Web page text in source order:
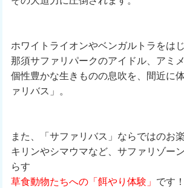
ホワイトライオンやベンガルトラをは
那須サファリパークのアイドル、アミ
個性豊かな生きものの息吹を、間近に
ァリバス」。
また、「サファリバス」ならではのお楽
キリンやシマウマなど、サファリゾー
らす
草食動物たちへの「餌やり体験」 です！